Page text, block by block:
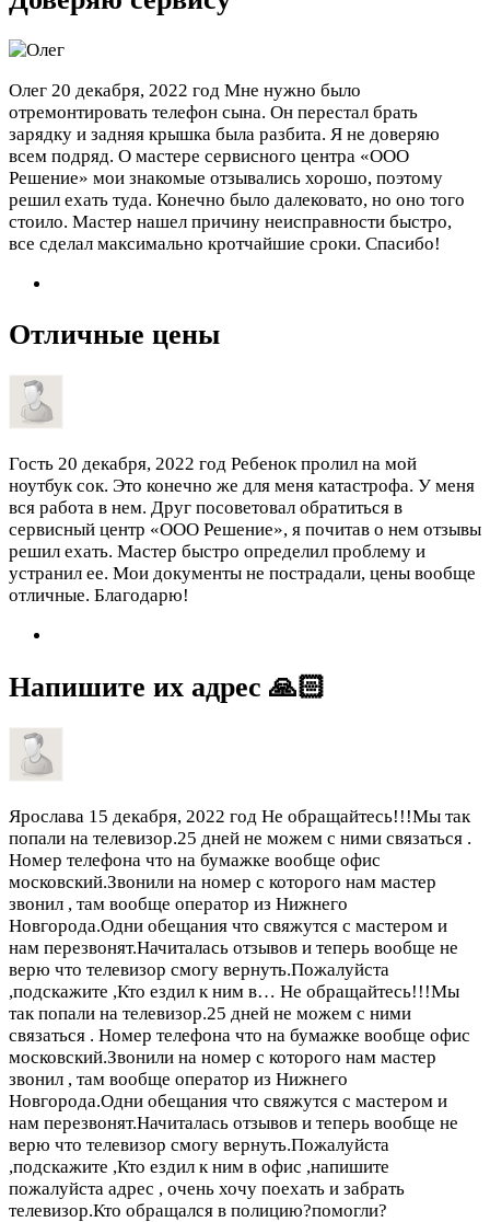
Олег 20 декабря, 2022 год Мне нужно было
отремонтировать телефон сына. Он перестал брать
зарядку и задняя крышка была разбита. Я не доверяю
всем подряд. О мастере сервисного центра «ООО
Решение» мои знакомые отзывались хорошо, поэтому
решил ехать туда. Конечно было далековато, но оно того
стоило. Мастер нашел причину неисправности быстро,
все сделал максимально кротчайшие сроки. Спасибо!
Отличные цены
Гость 20 декабря, 2022 год Ребенок пролил на мой
ноутбук сок. Это конечно же для меня катастрофа. У меня
вся работа в нем. Друг посоветовал обратиться в
сервисный центр «ООО Решение», я почитав о нем отзывы
решил ехать. Мастер быстро определил проблему и
устранил ее. Мои документы не пострадали, цены вообще
отличные. Благодарю!
Напишите их адрес 🙏🏻
Ярослава 15 декабря, 2022 год Не обращайтесь!!!Мы так
попали на телевизор.25 дней не можем с ними связаться .
Номер телефона что на бумажке вообще офис
московский.Звонили на номер с которого нам мастер
звонил , там вообще оператор из Нижнего
Новгорода.Одни обещания что свяжутся с мастером и
нам перезвонят.Начиталась отзывов и теперь вообще не
верю что телевизор смогу вернуть.Пожалуйста
,подскажите ,Кто ездил к ним в… Не обращайтесь!!!Мы
так попали на телевизор.25 дней не можем с ними
связаться . Номер телефона что на бумажке вообще офис
московский.Звонили на номер с которого нам мастер
звонил , там вообще оператор из Нижнего
Новгорода.Одни обещания что свяжутся с мастером и
нам перезвонят.Начиталась отзывов и теперь вообще не
верю что телевизор смогу вернуть.Пожалуйста
,подскажите ,Кто ездил к ним в офис ,напишите
пожалуйста адрес , очень хочу поехать и забрать
телевизор.Кто обращался в полицию?помогли?